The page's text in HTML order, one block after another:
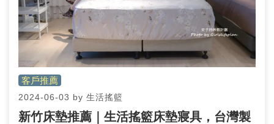
客戶推薦
2024-06-03 by 生活搖籃
新竹床墊推薦｜生活搖籃床墊寢具，台灣製